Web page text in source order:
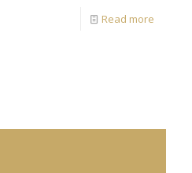
Read more